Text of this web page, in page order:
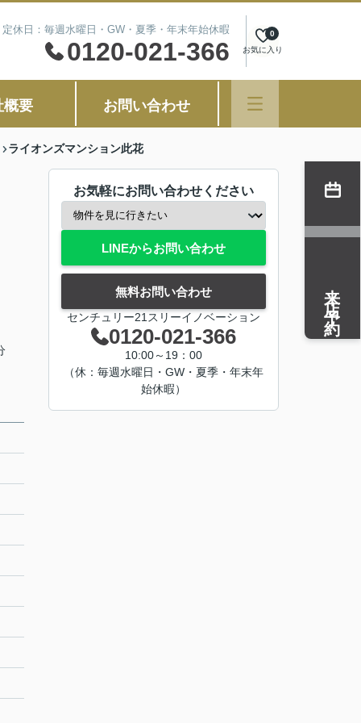
休日：毎週水曜日・GW・夏季・年末年始休暇
0120-021-366 お気に入り
0
概要 お問い合わせ
ライオンズマンション此花
お気軽にお問い合わせください
LINEからお問い合わせ
無料お問い合わせ
センチュリー21スリーイノベーション
0120-021-366
10:00～19：00
（休：毎週水曜日・GW・夏季・年末年
始休暇）
来店予約